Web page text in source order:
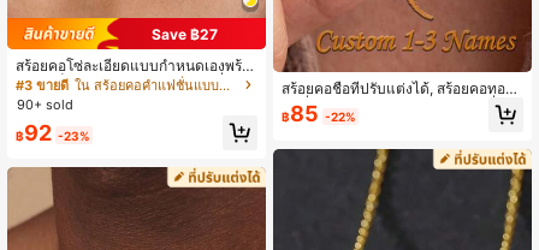
Save ฿27
สร้อยคอโซ่ละเอียดแบบกำหนดเองพร้อ
มลายเซ็น DIY ตัวอักษรแบรนด์เครื่องป
ระดับ ของขวัญวันเกิด ของขวัญวันแม่
สำหรับการแต่งตัวเฉพาะบุคคล สำหรับเ
#3 ขายดี
ใน สร้อยคอคำแฟชั่นแบบกำหนดเอง
90+ sold
฿92 -23%
สร้อยคอชื่อที่ปรับแต่งได้, สร้อยคอทอง
คำที่ปรับแต่งได้, สร้อยคอแกะสลักชื่อ, ข
องขวัญสำหรับเธอ, สร้อยคอแบบมินิมอ
฿85 -22%